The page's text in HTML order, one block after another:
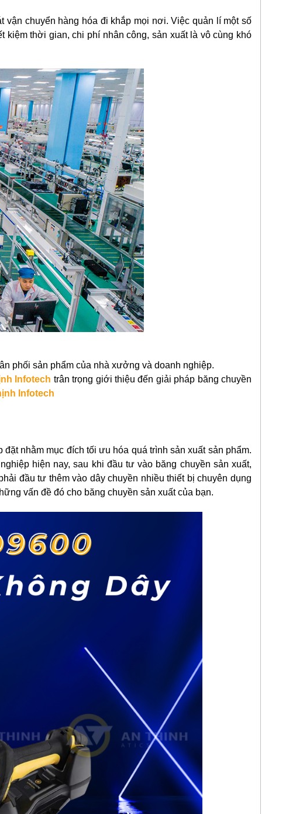
chuyển hàng hóa đi khắp mọi nơi. Việc quản lí một số
kiệm thời gian, chi phí nhân công, sản xuất là vô cùng khó
phối sản phẩm của nhà xưởng và doanh nghiệp.
Infotech trân trọng giới thiệu đến giải pháp băng chuyền
Infotech
nhằm mục đích tối ưu hóa quá trình sản xuất sản phẩm.
hiện nay, sau khi đầu tư vào băng chuyền sản xuất,
đầu tư thêm vào dây chuyền nhiều thiết bị chuyên dụng
vấn đề đó cho băng chuyền sản xuất của bạn.